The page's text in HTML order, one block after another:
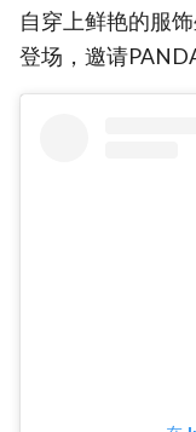
自穿上鲜艳的服
登场，邀请